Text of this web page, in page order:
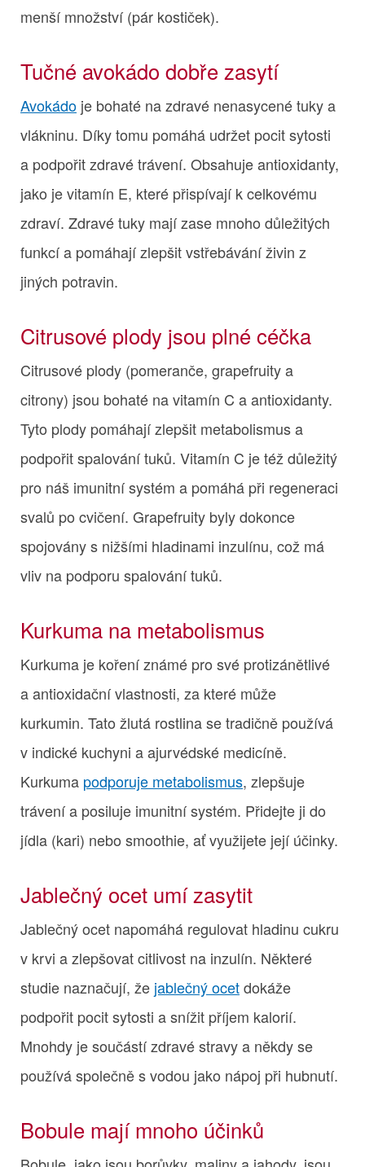
menší množství (pár kostiček).
Tučné avokádo dobře zasytí
Avokádo je bohaté na zdravé nenasycené tuky a
vlákninu. Díky tomu pomáhá udržet pocit sytosti
a podpořit zdravé trávení. Obsahuje antioxidanty,
jako je vitamín E, které přispívají k celkovému
zdraví. Zdravé tuky mají zase mnoho důležitých
funkcí a pomáhají zlepšit vstřebávání živin z
jiných potravin.
Citrusové plody jsou plné céčka
Citrusové plody (pomeranče, grapefruity a
citrony) jsou bohaté na vitamín C a antioxidanty.
Tyto plody pomáhají zlepšit metabolismus a
podpořit spalování tuků. Vitamín C je též důležitý
pro náš imunitní systém a pomáhá při regeneraci
svalů po cvičení. Grapefruity byly dokonce
spojovány s nižšími hladinami inzulínu, což má
vliv na podporu spalování tuků.
Kurkuma na metabolismus
Kurkuma je koření známé pro své protizánětlivé
a antioxidační vlastnosti, za které může
kurkumin. Tato žlutá rostlina se tradičně používá
v indické kuchyni a ajurvédské medicíně.
Kurkuma podporuje metabolismus, zlepšuje
trávení a posiluje imunitní systém. Přidejte ji do
jídla (kari) nebo smoothie, ať využijete její účinky.
Jablečný ocet umí zasytit
Jablečný ocet napomáhá regulovat hladinu cukru
v krvi a zlepšovat citlivost na inzulín. Některé
studie naznačují, že jablečný ocetdokáže
podpořit pocit sytosti a snížit příjem kalorií.
Mnohdy je součástí zdravé stravy a někdy se
používá společně s vodou jako nápoj při hubnutí.
Bobule mají mnoho účinků